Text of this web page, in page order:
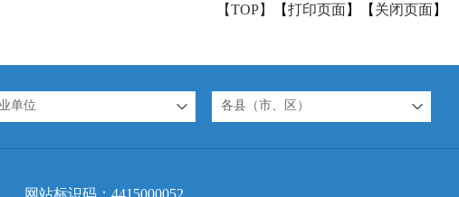
【TOP】 【打印页面】【 关闭页面】
单位 各县（市、区）
网站标识码：4415000052